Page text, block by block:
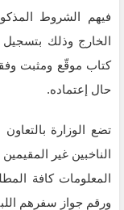
فيهم الشروط
الخارج وذلك
كتاب موقّع ومثبت
حال إعتماده.
تضع الوزارة
الناخبين غير
المعلومات كافة
ورقم جواز سفرهم